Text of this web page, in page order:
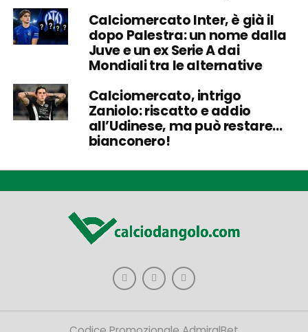
Calciomercato Inter, è già il
dopo Palestra: un nome dalla
Juve e un ex Serie A dai
Mondiali tra le alternative
Calciomercato, intrigo
Zaniolo: riscatto e addio
all’Udinese, ma può restare…
bianconero!